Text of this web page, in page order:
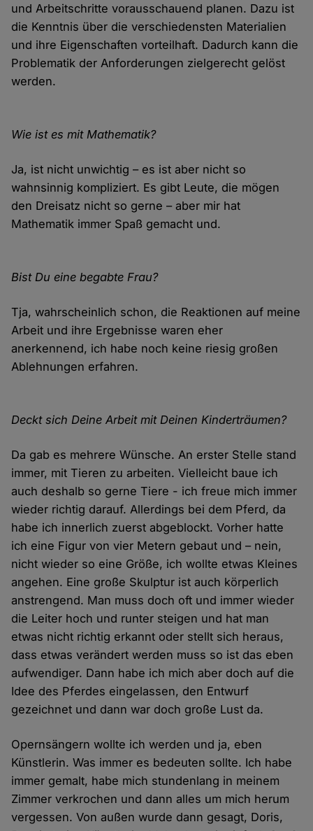
und Arbeitschritte vorausschauend planen. Dazu ist
die Kenntnis über die verschiedensten Materialien
und ihre Eigenschaften vorteilhaft. Dadurch kann die
Problematik der Anforderungen zielgerecht gelöst
werden.
Wie ist es mit Mathematik?
Ja, ist nicht unwichtig – es ist aber nicht so
wahnsinnig kompliziert. Es gibt Leute, die mögen
den Dreisatz nicht so gerne – aber mir hat
Mathematik immer Spaß gemacht und.
Bist Du eine begabte Frau?
Tja, wahrscheinlich schon, die Reaktionen auf meine
Arbeit und ihre Ergebnisse waren eher
anerkennend, ich habe noch keine riesig großen
Ablehnungen erfahren.
Deckt sich Deine Arbeit mit Deinen Kinderträumen?
Da gab es mehrere Wünsche. An erster Stelle stand
immer, mit Tieren zu arbeiten. Vielleicht baue ich
auch deshalb so gerne Tiere - ich freue mich immer
wieder richtig darauf. Allerdings bei dem Pferd, da
habe ich innerlich zuerst abgeblockt. Vorher hatte
ich eine Figur von vier Metern gebaut und – nein,
nicht wieder so eine Größe, ich wollte etwas Kleines
angehen. Eine große Skulptur ist auch körperlich
anstrengend. Man muss doch oft und immer wieder
die Leiter hoch und runter steigen und hat man
etwas nicht richtig erkannt oder stellt sich heraus,
dass etwas verändert werden muss so ist das eben
aufwendiger. Dann habe ich mich aber doch auf die
Idee des Pferdes eingelassen, den Entwurf
gezeichnet und dann war doch große Lust da.
Opernsängern wollte ich werden und ja, eben
Künstlerin. Was immer es bedeuten sollte. Ich habe
immer gemalt, habe mich stundenlang in meinem
Zimmer verkrochen und dann alles um mich herum
vergessen. Von außen wurde dann gesagt, Doris,